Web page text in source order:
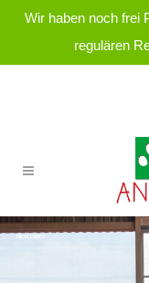
Wir haben noch frei
regulären